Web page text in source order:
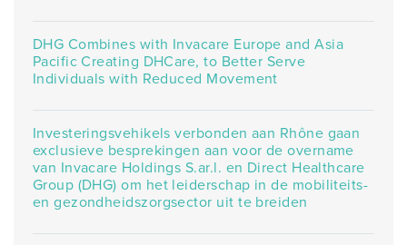
DHG Combines with Invacare Europe and Asia
Pacific Creating DHCare, to Better Serve
Individuals with Reduced Movement
Investeringsvehikels verbonden aan Rhône gaan
exclusieve besprekingen aan voor de overname
van Invacare Holdings S.ar.l. en Direct Healthcare
Group (DHG) om het leiderschap in de mobiliteits-
en gezondheidszorgsector uit te breiden